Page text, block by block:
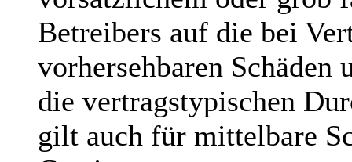
Betreibers auf die bei
vorhersehbaren
die vertragstypischen
gilt auch für mittelbare